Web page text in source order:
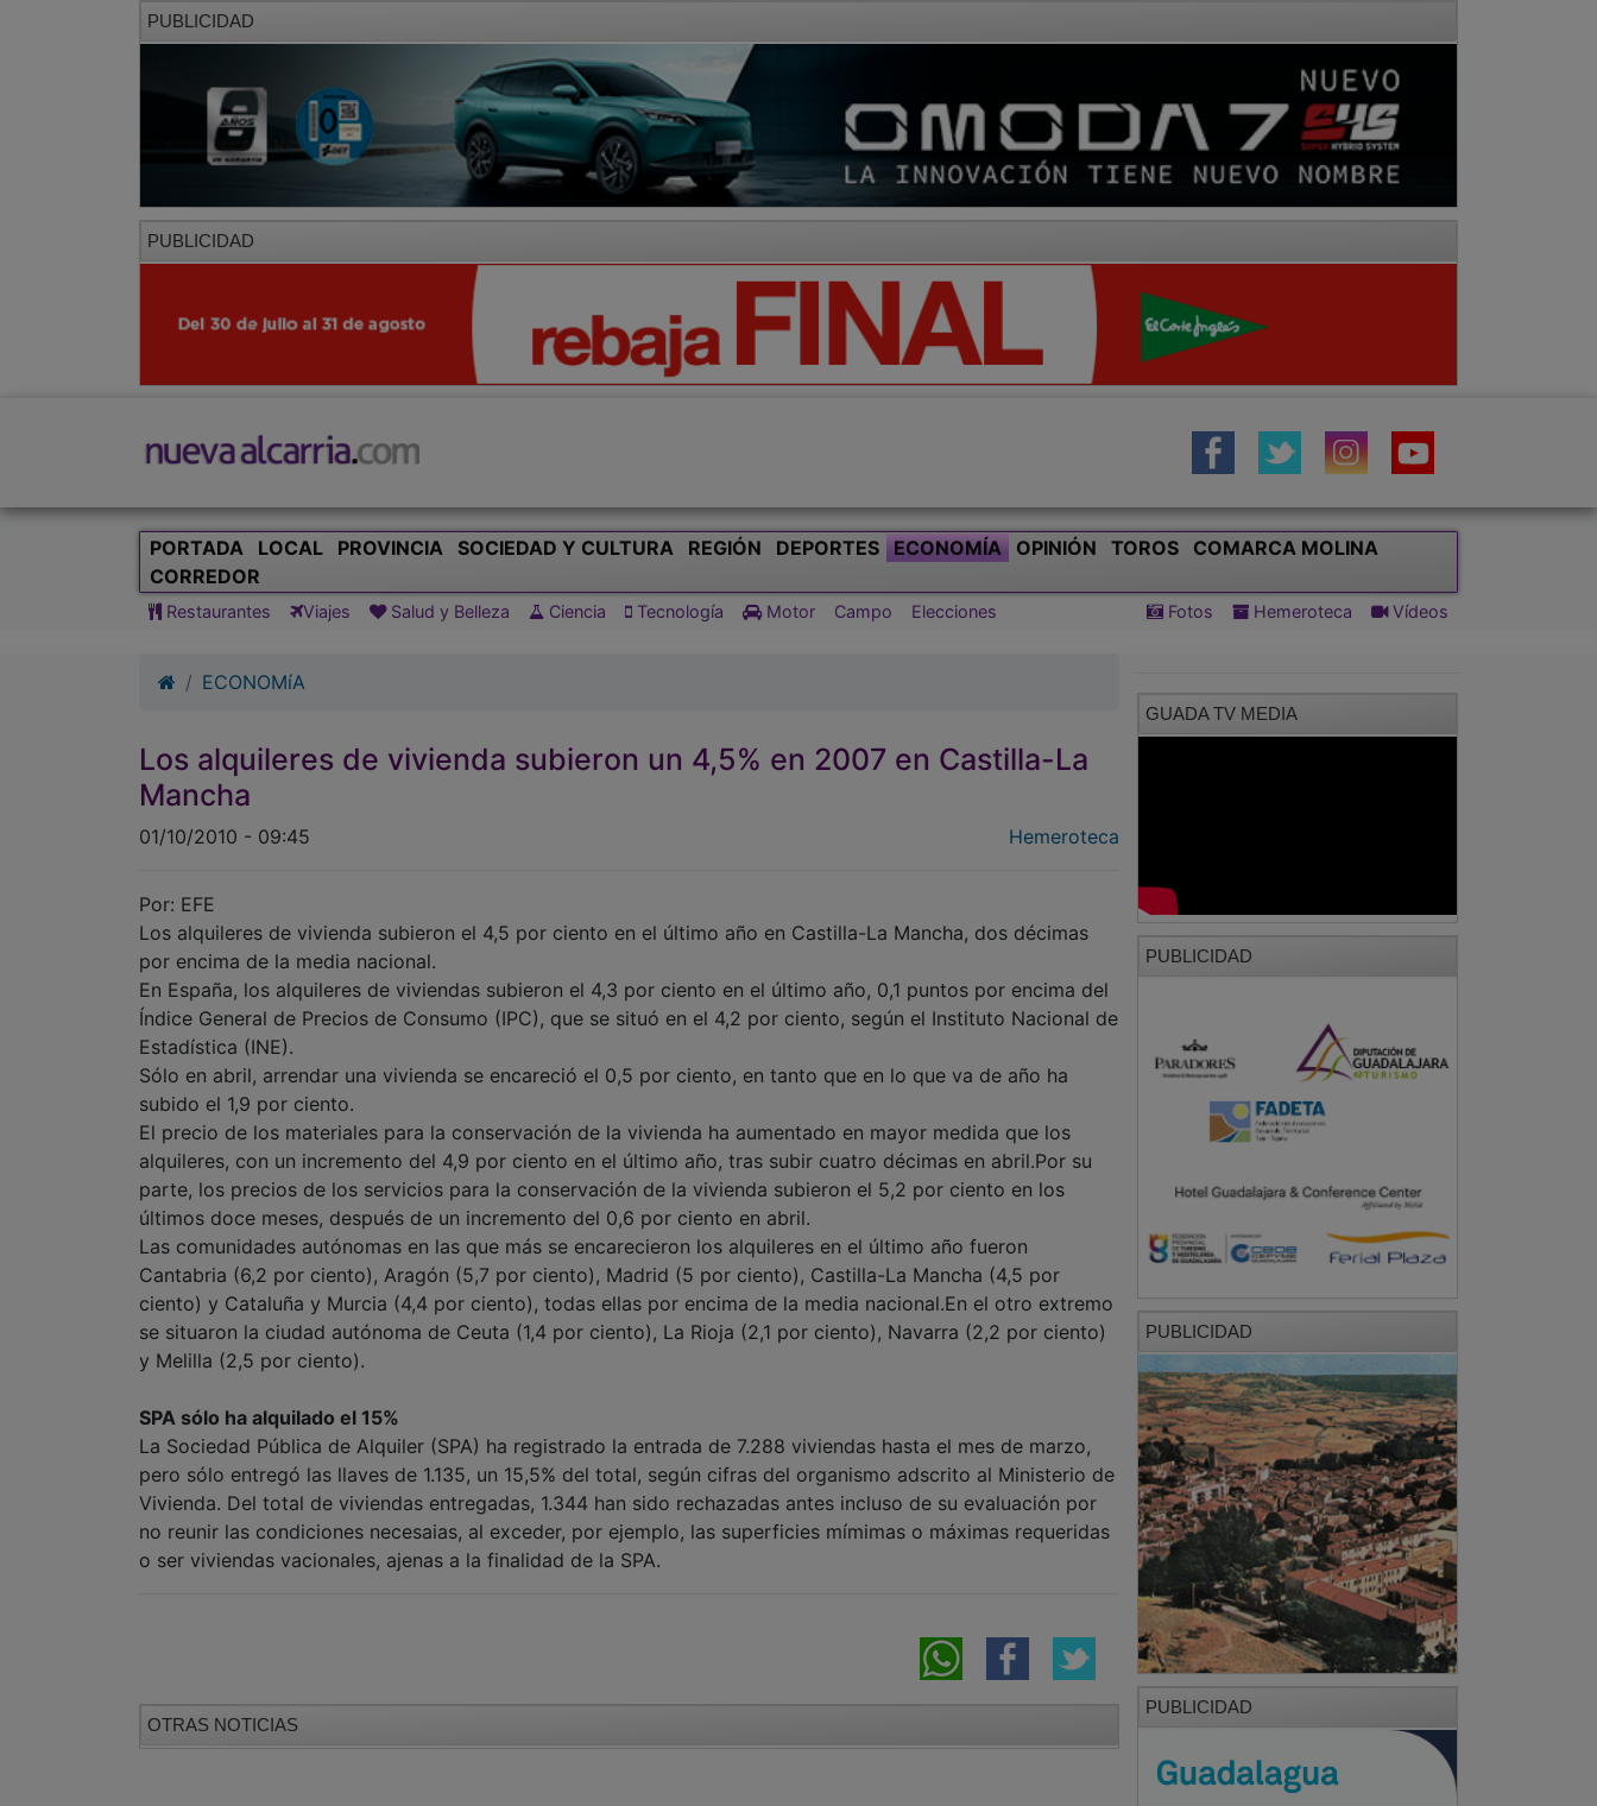
PUBLICIDAD
PUBLICIDAD
PORTADA LOCAL PROVINCIA SOCIEDAD Y CULTURA REGIÓN DEPORTES ECONOMÍA OPINIÓN TOROS
COMARCA MOLINA
CORREDOR
Restaurantes Viajes Salud y Belleza Ciencia Tecnología Motor Campo Elecciones Fotos Hemeroteca Vídeos
ECONOMíA
Los alquileres de vivienda subieron un 4,5% en 2007 en Castilla-La
Mancha
01/10/2010 - 09:45 Hemeroteca
Por: EFE
Los alquileres de vivienda subieron el 4,5 por ciento en el último año en Castilla-La Mancha, dos décimas
por encima de la media nacional.
En España, los alquileres de viviendas subieron el 4,3 por ciento en el último año, 0,1 puntos por encima del
Índice General de Precios de Consumo (IPC), que se situó en el 4,2 por ciento, según el Instituto Nacional de
Estadística (INE).
Sólo en abril, arrendar una vivienda se encareció el 0,5 por ciento, en tanto que en lo que va de año ha
subido el 1,9 por ciento.
El precio de los materiales para la conservación de la vivienda ha aumentado en mayor medida que los
alquileres, con un incremento del 4,9 por ciento en el último año, tras subir cuatro décimas en abril.Por su
parte, los precios de los servicios para la conservación de la vivienda subieron el 5,2 por ciento en los
últimos doce meses, después de un incremento del 0,6 por ciento en abril.
Las comunidades autónomas en las que más se encarecieron los alquileres en el último año fueron
Cantabria (6,2 por ciento), Aragón (5,7 por ciento), Madrid (5 por ciento), Castilla-La Mancha (4,5 por
ciento) y Cataluña y Murcia (4,4 por ciento), todas ellas por encima de la media nacional.En el otro extremo
se situaron la ciudad autónoma de Ceuta (1,4 por ciento), La Rioja (2,1 por ciento), Navarra (2,2 por ciento)
y Melilla (2,5 por ciento).
SPA sólo ha alquilado el 15%
La Sociedad Pública de Alquiler (SPA) ha registrado la entrada de 7.288 viviendas hasta el mes de marzo,
pero sólo entregó las llaves de 1.135, un 15,5% del total, según cifras del organismo adscrito al Ministerio de
Vivienda. Del total de viviendas entregadas, 1.344 han sido rechazadas antes incluso de su evaluación por
no reunir las condiciones necesaias, al exceder, por ejemplo, las superficies mímimas o máximas requeridas
o ser viviendas vacionales, ajenas a la finalidad de la SPA.
OTRAS NOTICIAS
GUADA TV MEDIA
PUBLICIDAD
PUBLICIDAD
PUBLICIDAD